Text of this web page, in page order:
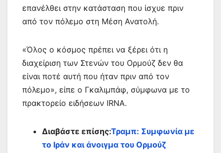
επανέλθει στην κατάσταση που ίσχυε πριν
από τον πόλεμο στη Μέση Ανατολή.
«Όλος ο κόσμος πρέπει να ξέρει ότι η
διαχείριση των Στενών του Ορμούζ δεν θα
είναι ποτέ αυτή που ήταν πριν από τον
πόλεμο», είπε ο Γκαλιμπάφ, σύμφωνα με το
πρακτορείο ειδήσεων IRNA.
Διαβάστε επίσης:Τραμπ: Συμφωνία με
το Ιράν και άνοιγμα του Ορμούζ